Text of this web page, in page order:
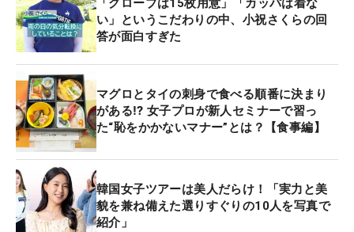
「グローブは15枚用意」「カッパは着な
い」というこだわりの中、小祝さくらの回
答が面白すぎた
マグロとタイの刺身で食べる順番に決まり
がある⁉ 女子プロが新人セミナーで習っ
た“恥をかかないマナー”とは？【食事編】
韓国女子ツアーは美人だらけ！「実力と美
貌を兼ね備えた選りすぐりの10人を写真で
紹介」